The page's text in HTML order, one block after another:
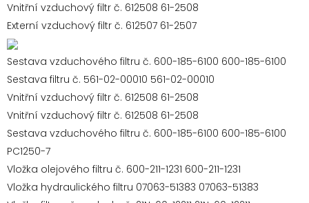
Vnitřní vzduchový filtr č. 612508 61-2508
Externí vzduchový filtr č. 612507 61-2507
Sestava vzduchového filtru č. 600-185-6100 600-185-6100
Sestava filtru č. 561-02-00010 561-02-00010
Vnitřní vzduchový filtr č. 612508 61-2508
Vnitřní vzduchový filtr č. 612508 61-2508
Sestava vzduchového filtru č. 600-185-6100 600-185-6100
PC1250-7
Vložka olejového filtru č. 600-211-1231 600-211-1231
Vložka hydraulického filtru 07063-51383 07063-51383